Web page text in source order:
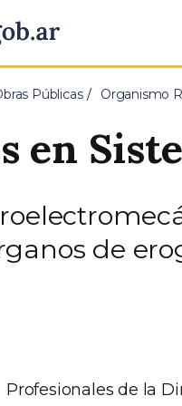
Públicas Organismo
en
de
Profesionales de la